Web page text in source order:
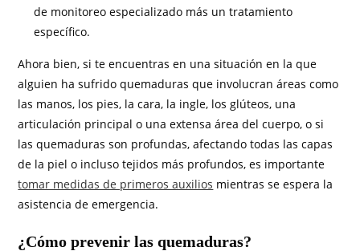
de monitoreo especializado más un tratamiento
específico.
Ahora bien, si te encuentras en una situación en la que
alguien ha sufrido quemaduras que involucran áreas como
las manos, los pies, la cara, la ingle, los glúteos, una
articulación principal o una extensa área del cuerpo, o si
las quemaduras son profundas, afectando todas las capas
de la piel o incluso tejidos más profundos, es importante
tomar medidas de primeros auxilios mientras se espera la
asistencia de emergencia.
¿Cómo prevenir las quemaduras?